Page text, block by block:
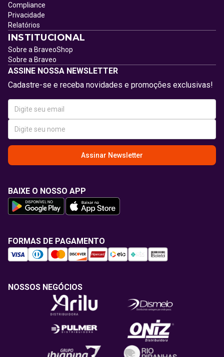
Compliance
Privacidade
Relatórios
INSTITUCIONAL
Sobre a BraveoShop
Sobre a Braveo
ASSINE NOSSA NEWSLETTER
Cadastre-se e receba novidades e promoções exclusivas!
Assinar Newsletter
BAIXE O NOSSO APP
FORMAS DE PAGAMENTO
NOSSOS NEGÓCIOS